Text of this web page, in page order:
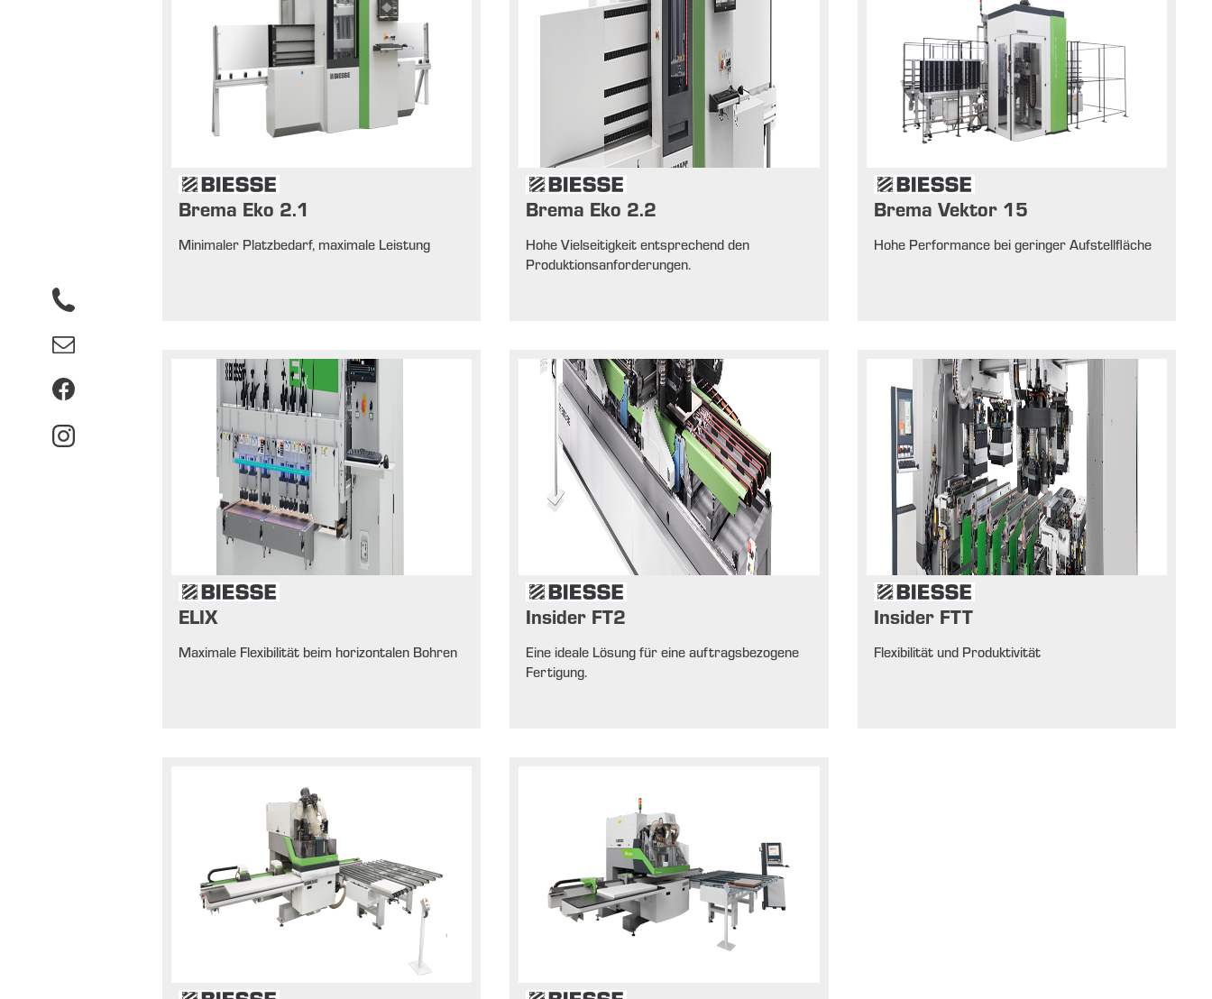
Brema Eko 2.1
Minimaler Platzbedarf, maximale Leistung
Brema Eko 2.2
Hohe Vielseitigkeit entsprechend den
Produktionsanforderungen.
Brema Vektor 15
Hohe Performance bei geringer Aufstellfläche
ELIX
Maximale Flexibilität beim horizontalen Bohren
Insider FT2
Eine ideale Lösung für eine auftragsbezogene
Fertigung.
Insider FTT
Flexibilität und Produktivität